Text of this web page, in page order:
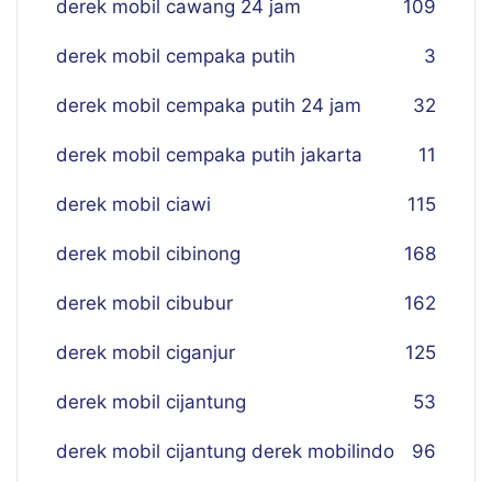
derek mobil cawang 24 jam 109
derek mobil cempaka putih 3
derek mobil cempaka putih 24 jam 32
derek mobil cempaka putih jakarta 11
derek mobil ciawi 115
derek mobil cibinong 168
derek mobil cibubur 162
derek mobil ciganjur 125
derek mobil cijantung 53
derek mobil cijantung derek mobilindo 96